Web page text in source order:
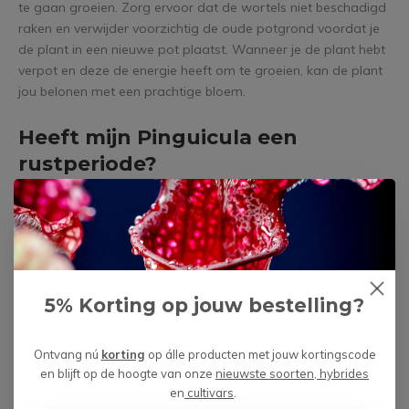
te gaan groeien. Zorg ervoor dat de wortels niet beschadigd
raken en verwijder voorzichtig de oude potgrond voordat je
de plant in een nieuwe pot plaatst. Wanneer je de plant hebt
verpot en deze de energie heeft om te groeien, kan de plant
jou belonen met een prachtige bloem.
Heeft mijn Pinguicula een
rustperiode?
Jazeker, elke vleesetende plant heeft een rustperiode die valt
in de
5% Korting op jouw bestelling?
Ontvang nú korting op álle producten met jouw kortingscode
en blijft op de hoogte van onze nieuwste soorten, hybrides
en cultivars